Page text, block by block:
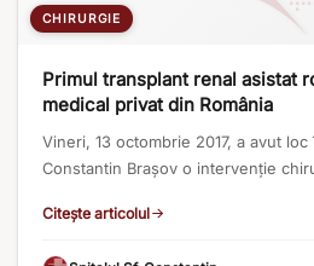
CHIRURGIE
Primul transplant renal asistat
medical privat din România
Vineri, 13 octombrie 2017, a avut
Constantin Brașov o intervenție
renal în cazul unui pacient cu
diabetic, care a primit un rinichi de
Citește articolul